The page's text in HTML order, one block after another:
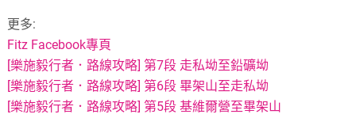
更多:
Fitz Facebook專頁
[樂施毅行者．路線攻略] 第7段 走私坳至鉛礦坳
[樂施毅行者．路線攻略] 第6段 畢架山至走私坳
[樂施毅行者．路線攻略] 第5段 基維爾營至畢架山